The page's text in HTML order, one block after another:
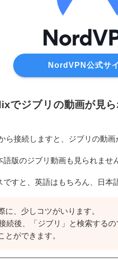
NordVPN公式サ
でジブリの動画が見ら
接続しますと、ジブリの動画
版のジブリ動画も見られませ
すと、英語はもちろん、日本
に、少しコツがいります。
続後、「ジブリ」と検索する
とができます。